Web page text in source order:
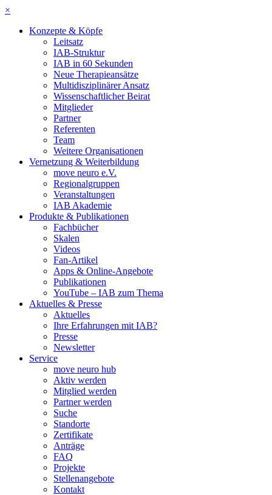
×
Konzepte & Köpfe
Leitsatz
IAB-Struktur
IAB in 60 Sekunden
Neue Therapieansätze
Multidisziplinärer Ansatz
Wissenschaftlicher Beirat
Mitglieder
Partner
Referenten
Team
Weitere Organisationen
Vernetzung & Weiterbildung
move neuro e.V.
Regionalgruppen
Veranstaltungen
IAB Akademie
Produkte & Publikationen
Fachbücher
Skalen
Videos
Fan-Artikel
Apps & Online-Angebote
Publikationen
YouTube – IAB zum Thema
Aktuelles & Presse
Aktuelles
Ihre Erfahrungen mit IAB?
Presse
Newsletter
Service
move neuro hub
Aktiv werden
Mitglied werden
Partner werden
Suche
Standorte
Zertifikate
Anträge
FAQ
Projekte
Stellenangebote
Kontakt